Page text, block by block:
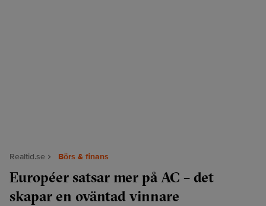
Realtid.se Börs & finans
Européer satsar mer på AC – det
skapar en oväntad vinnare